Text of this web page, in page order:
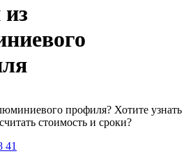
профиля? Хотите узнать
стоимость и сроки?
41